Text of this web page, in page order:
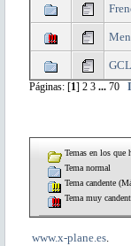
Páginas: [1] 2 3 ... 70
Temas en los que
Tema normal
Tema candente
Tema muy
www.x-plane.es